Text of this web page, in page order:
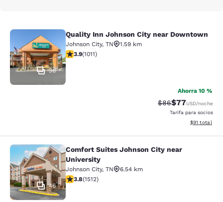
Quality Inn Johnson City near
36
Quality Inn Johnson City near Downtown
Johnson City, TN
1.59 km
calificación de 3.94 estrellas. Bueno. 1011 reseñas
3.9(1011)
Ahorra 10 %
Precio tachado:
$86Precio con
$77USD/noche
Tarifa para socios
Ver detalles
$91 total
Comfort Suites Johnson City near
46
Comfort Suites Johnson City near
University
Johnson City, TN
6.54 km
calificación de 3.83 estrellas. Bueno. 1512 reseñas
3.8(1512)